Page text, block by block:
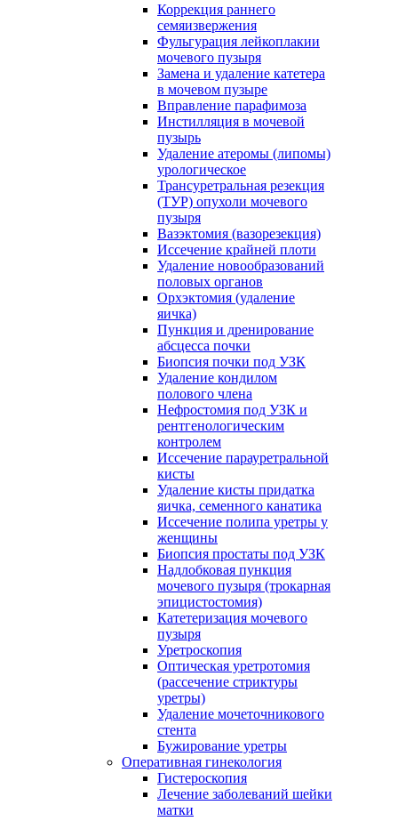
Коррекция раннего
семяизвержения
Фульгурация лейкоплакии
мочевого пузыря
Замена и удаление катетера
в мочевом пузыре
Вправление парафимоза
Инстилляция в мочевой
пузырь
Удаление атеромы (липомы)
урологическое
Трансуретральная резекция
(ТУР) опухоли мочевого
пузыря
Вазэктомия (вазорезекция)
Иссечение крайней плоти
Удаление новообразований
половых органов
Орхэктомия (удаление
яичка)
Пункция и дренирование
абсцесса почки
Биопсия почки под УЗК
Удаление кондилом
полового члена
Нефростомия под УЗК и
рентгенологическим
контролем
Иссечение парауретральной
кисты
Удаление кисты придатка
яичка, семенного канатика
Иссечение полипа уретры у
женщины
Биопсия простаты под УЗК
Надлобковая пункция
мочевого пузыря (трокарная
эпицистостомия)
Катетеризация мочевого
пузыря
Уретроскопия
Оптическая уретротомия
(рассечение стриктуры
уретры)
Удаление мочеточникового
стента
Бужирование уретры
Оперативная гинекология
Гистероскопия
Лечение заболеваний шейки
матки